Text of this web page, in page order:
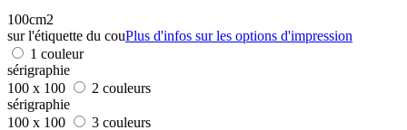
100cm2
sur l'étiquette du couPlus d'infos sur les options d'impression
1 couleur
sérigraphie
100 x 100
2 couleurs
sérigraphie
100 x 100
3 couleurs